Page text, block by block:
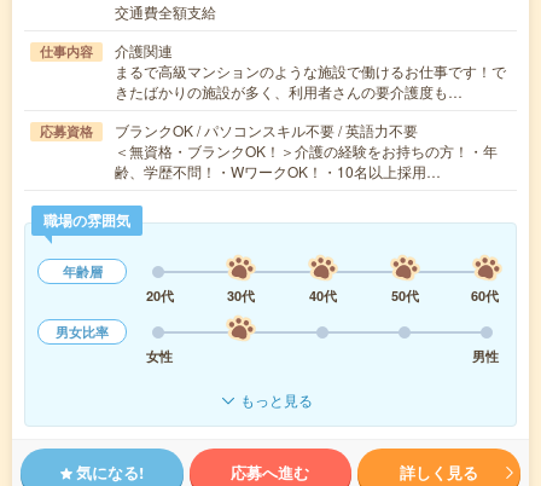
交通費全額支給
仕事内容
介護関連
まるで高級マンションのような施設で働けるお仕事です！で
きたばかりの施設が多く、利用者さんの要介護度も…
応募資格
ブランクOK / パソコンスキル不要 / 英語力不要
＜無資格・ブランクOK！＞介護の経験をお持ちの方！・年
齢、学歴不問！・WワークOK！・10名以上採用…
職場の雰囲気
年齢層
20代
30代 40代 50代
60代
男女比率
女性
男性
もっと見る
気になる! 応募へ進む 詳しく見る